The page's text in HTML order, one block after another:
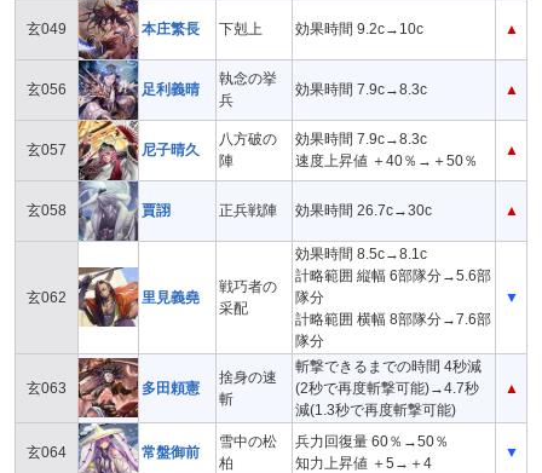
玄049 本庄繁長 下剋上 効果時間 9.2c→10c ▲
玄056 足利義晴
執念の挙
兵
効果時間 7.9c→8.3c ▲
玄057 尼子晴久
八方破の
陣
効果時間 7.9c→8.3c
速度上昇値 ＋40％→＋50％
▲
玄058 賈詡 正兵戦陣 効果時間 26.7c→30c ▲
玄062 里見義堯
戦巧者の
采配
効果時間 8.5c→8.1c
計略範囲 縦幅 6部隊分→5.6部
隊分
計略範囲 横幅 8部隊分→7.6部
隊分
▼
玄063 多田頼憲
捨身の速
斬
斬撃できるまでの時間 4秒減
(2秒で再度斬撃可能)→4.7秒
減(1.3秒で再度斬撃可能)
▲
玄064 常盤御前
雪中の松
柏
兵力回復量 60％→50％
知力上昇値 ＋5→＋4
▼